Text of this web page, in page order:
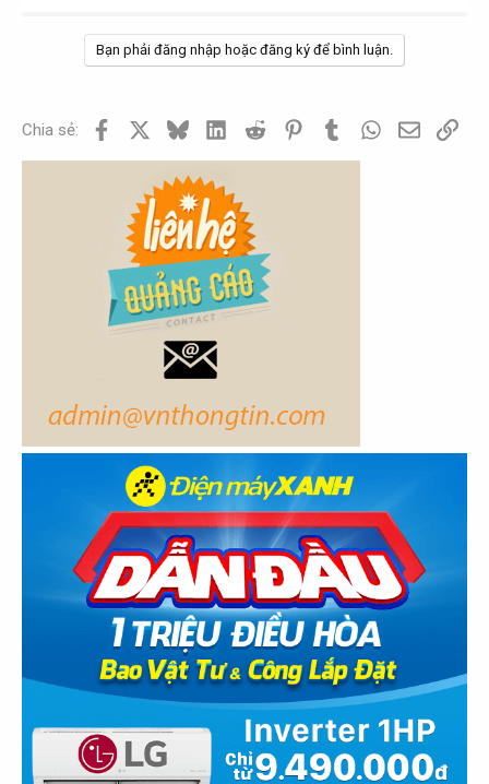
a
Bạn phải đăng nhập hoặc đăng ký để bình luận.
Chia sẻ: Facebook BlueskyLinkedInReddit PinterestTumblrWhatsApp
EmailLink